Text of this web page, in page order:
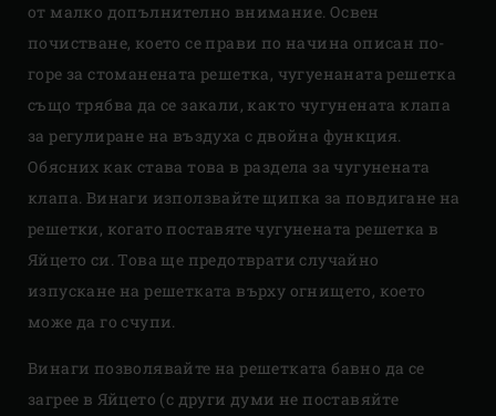
от малко допълнително внимание. Освен
почистване, което се прави по начина описан по-
горе за стоманената решетка, чугуенаната решетка
също трябва да се закали, както чугунената клапа
за регулиране на въздуха с двойна функция.
Обясних как става това в раздела за чугунената
клапа. Винаги използвайте щипка за повдигане на
решетки, когато поставяте чугунената решетка в
Яйцето си. Това ще предотврати случайно
изпускане на решетката върху огнището, което
може да го счупи.
Винаги позволявайте на решетката бавно да се
загрее в Яйцето (с други думи не поставяйте